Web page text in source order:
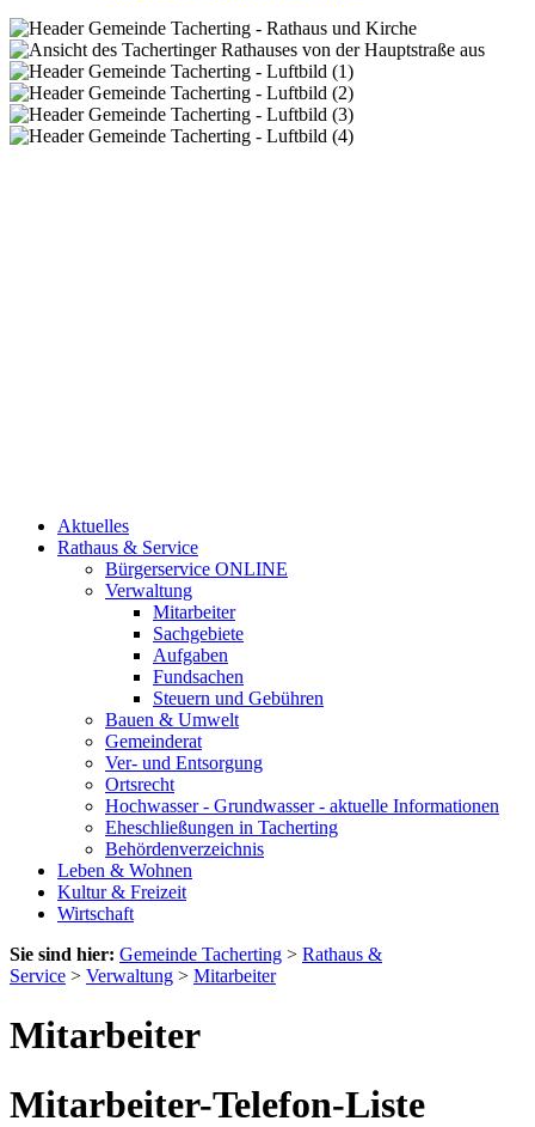
Aktuelles
Rathaus & Service
Bürgerservice ONLINE
Verwaltung
Mitarbeiter
Sachgebiete
Aufgaben
Fundsachen
Steuern und Gebühren
Bauen & Umwelt
Gemeinderat
Ver- und Entsorgung
Ortsrecht
Hochwasser - Grundwasser - aktuelle Informationen
Eheschließungen in Tacherting
Behördenverzeichnis
Leben & Wohnen
Kultur & Freizeit
Wirtschaft
Sie sind hier: Gemeinde Tacherting > Rathaus &
Service > Verwaltung > Mitarbeiter
Mitarbeiter
Mitarbeiter-Telefon-Liste